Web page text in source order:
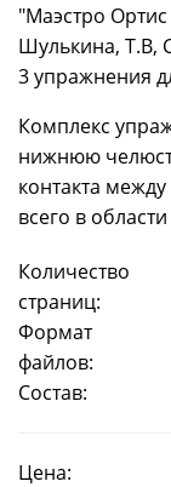
"Маэстро
Шулькина, Т.В,
3 упражнения
Комплекс
нижнюю
контакта
всего в
Количество
страниц:
Формат
файлов:
Состав:
Цена: